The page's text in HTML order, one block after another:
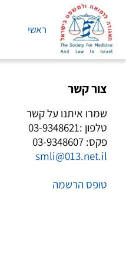
ראשי
צור קשר
שמרו איתנו על קשר
טלפון :03-9348621
פקס: 03-9348607
smli@013.net.il
טופס הרשמה